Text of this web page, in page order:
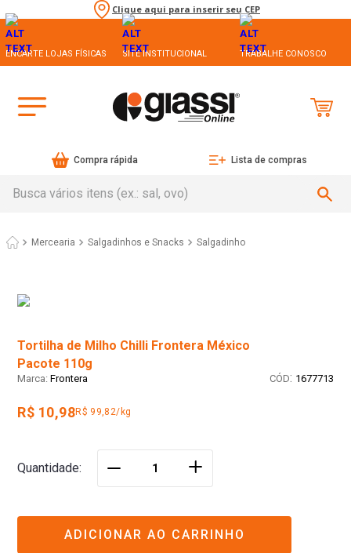
Clique aqui para inserir seu CEP
ENCARTE LOJAS FÍSICAS SITE INSTITUCIONAL TRABALHE CONOSCO
Compra rápida Lista de compras
Mercearia Salgadinhos e Snacks Salgadinho
Tortilha de Milho Chilli Frontera México
Pacote 110g
Frontera : 1677713
R$ 10,98R$ 99,82/kg
Quantidade ＋
ADICIONAR AO CARRINHO